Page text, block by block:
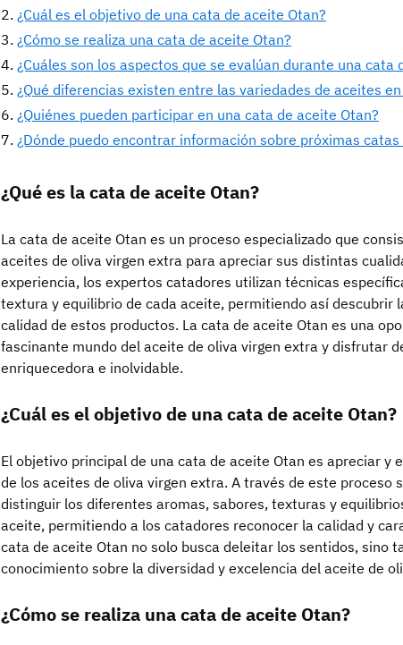
¿Cuál es el objetivo de una cata de aceite Otan?
¿Cómo se realiza una cata de aceite Otan?
¿Cuáles son los aspectos que se evalúan durante una cata
¿Qué diferencias existen entre las variedades de aceites
¿Quiénes pueden participar en una cata de aceite Otan?
¿Dónde puedo encontrar información sobre próximas
¿Qué es la cata de aceite Otan?
La cata de aceite Otan es un proceso especializado que
aceites de oliva virgen extra para apreciar sus distintas
experiencia, los expertos catadores utilizan técnicas
textura y equilibrio de cada aceite, permitiendo así descubrir
calidad de estos productos. La cata de aceite Otan es una
fascinante mundo del aceite de oliva virgen extra y disfrutar
enriquecedora e inolvidable.
¿Cuál es el objetivo de una cata de aceite Otan?
El objetivo principal de una cata de aceite Otan es apreciar y
de los aceites de oliva virgen extra. A través de este proceso
distinguir los diferentes aromas, sabores, texturas y
aceite, permitiendo a los catadores reconocer la calidad y
cata de aceite Otan no solo busca deleitar los sentidos, sino
conocimiento sobre la diversidad y excelencia del aceite de
¿Cómo se realiza una cata de aceite Otan?